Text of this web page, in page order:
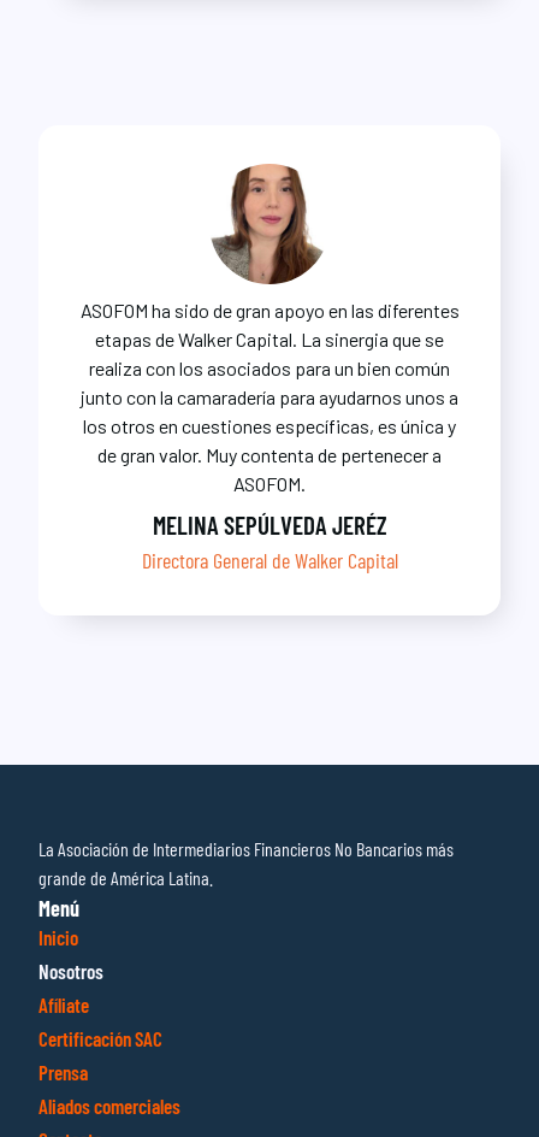
ASOFOM ha sido de gran apoyo en las diferentes
etapas de Walker Capital. La sinergia que se
realiza con los asociados para un bien común
junto con la camaradería para ayudarnos unos a
los otros en cuestiones específicas, es única y
de gran valor. Muy contenta de pertenecer a
ASOFOM.
MELINA SEPÚLVEDA JERÉZ
Directora General de Walker Capital
La Asociación de Intermediarios Financieros No Bancarios más
grande de América Latina.
Menú
Inicio
Nosotros
Afíliate
Certificación SAC
Prensa
Aliados comerciales